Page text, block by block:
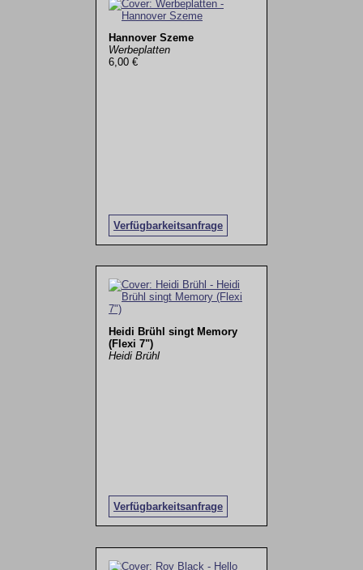
Hannover Szeme
Werbeplatten
6,00 €
Verfügbarkeitsanfrage
Heidi Brühl singt Memory
(Flexi 7")
Heidi Brühl
Verfügbarkeitsanfrage